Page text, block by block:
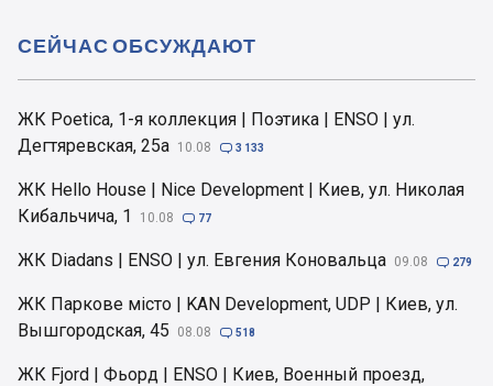
ЖК Poetica, 1-я коллекция | Поэтика | ENSO | ул.
Дегтяревская, 25а 10.08  3 133
ЖК Hello House | Nice Development | Киев, ул. Николая
Кибальчича, 1
10.08  77
ЖК Diadans | ENSO | ул. Евгения Коновальца 09.08  279
ЖК Паркове місто | KAN Development, UDP | Киев, ул.
Вышгородская, 45
08.08  518
ЖК Fjord | Фьорд | ENSO | Киев, Военный проезд,
СЕЙЧАС ОБСУЖДАЮТ